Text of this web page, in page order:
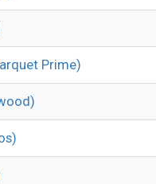
Prime)